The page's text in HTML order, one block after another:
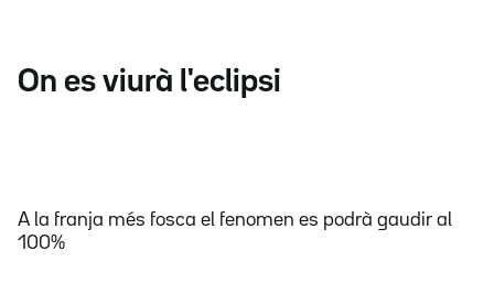
On es viurà l'eclipsi
A la franja més fosca el fenomen es podrà gaudir al
100%